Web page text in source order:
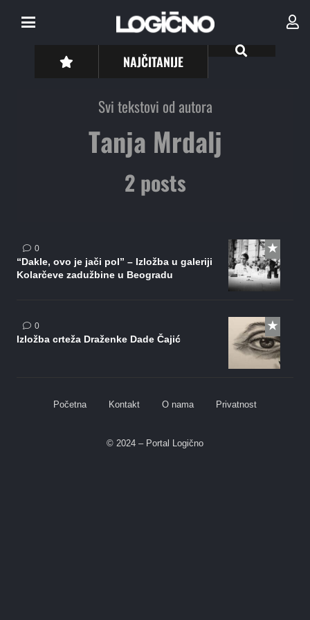
NAJČITANIJE
Svi tekstovi od autora
Tanja Mrdalj
2 posts
0
“Dakle, ovo je jači pol” – Izložba u galeriji
Kolarčeve zadužbine u Beogradu
0
Izložba crteža Draženke Dade Čajić
Početna Kontakt O nama Privatnost
© 2024 – Portal Logično